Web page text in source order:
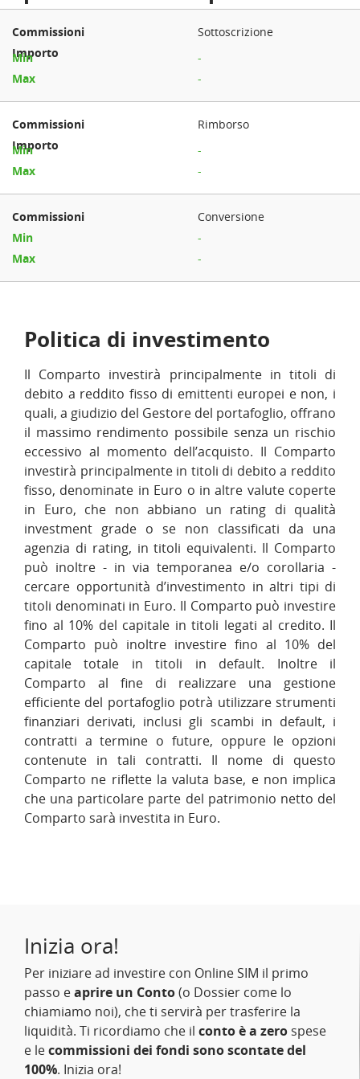
Sottoscrizione
-
-
Rimborso
-
-
Conversione
-
-
Politica di investimento
Il Comparto investirà principalmente in titoli di
debito a reddito fisso di emittenti europei e non, i
quali, a giudizio del Gestore del portafoglio, offrano
il massimo rendimento possibile senza un rischio
eccessivo al momento dell’acquisto. Il Comparto
investirà principalmente in titoli di debito a reddito
fisso, denominate in Euro o in altre valute coperte
in Euro, che non abbiano un rating di qualità
investment grade o se non classificati da una
agenzia di rating, in titoli equivalenti. Il Comparto
può inoltre - in via temporanea e/o corollaria -
cercare opportunità d’investimento in altri tipi di
titoli denominati in Euro. Il Comparto può investire
fino al 10% del capitale in titoli legati al credito. Il
Comparto può inoltre investire fino al 10% del
capitale totale in titoli in default. Inoltre il
Comparto al fine di realizzare una gestione
efficiente del portafoglio potrà utilizzare strumenti
finanziari derivati, inclusi gli scambi in default, i
contratti a termine o future, oppure le opzioni
contenute in tali contratti. Il nome di questo
Comparto ne riflette la valuta base, e non implica
che una particolare parte del patrimonio netto del
Comparto sarà investita in Euro.
Inizia ora!
Per iniziare ad investire con Online SIM il primo
passo eaprire un Conto(o Dossier come lo
chiamiamo noi), che ti servirà per trasferire la
liquidità. Ti ricordiamo che il conto è a zero spese
e lecommissioni dei fondi sono scontate del
100%. Inizia ora!